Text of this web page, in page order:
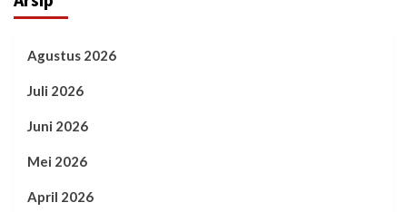
Agustus 2026
Juli 2026
Juni 2026
Mei 2026
April 2026